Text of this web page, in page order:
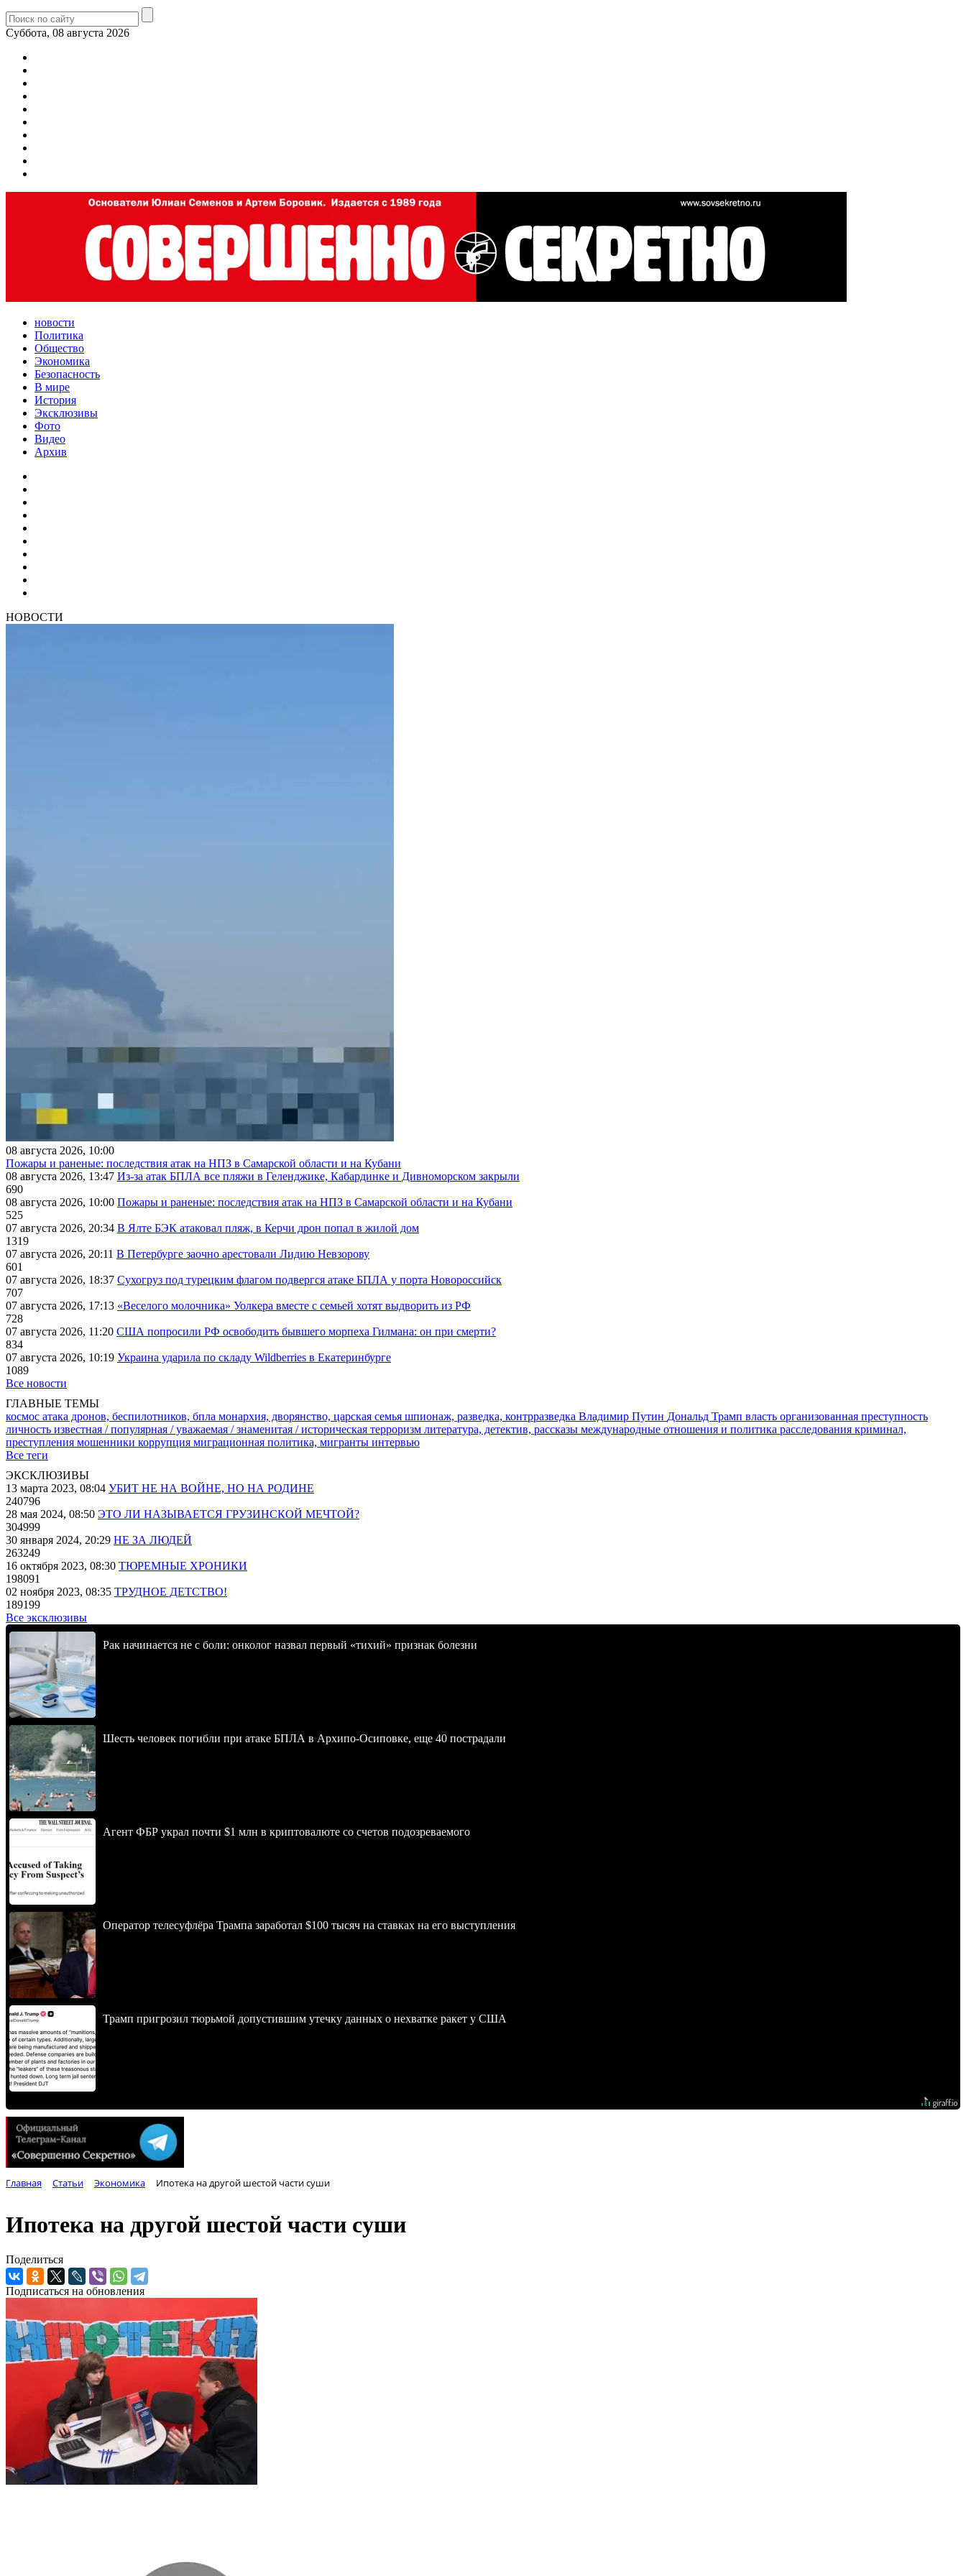
Суббота, 08 августа 2026
новости
Политика
Общество
Экономика
Безопасность
В мире
История
Эксклюзивы
Фото
Видео
Архив
НОВОСТИ
08 августа 2026, 10:00
Пожары и раненые: последствия атак на НПЗ в Самарской области и на Кубани
08 августа 2026, 13:47 Из-за атак БПЛА все пляжи в Геленджике, Кабардинке и Дивноморском закрыли
690
08 августа 2026, 10:00 Пожары и раненые: последствия атак на НПЗ в Самарской области и на Кубани
525
07 августа 2026, 20:34 В Ялте БЭК атаковал пляж, в Керчи дрон попал в жилой дом
1319
07 августа 2026, 20:11 В Петербурге заочно арестовали Лидию Невзорову
601
07 августа 2026, 18:37 Сухогруз под турецким флагом подвергся атаке БПЛА у порта Новороссийск
707
07 августа 2026, 17:13 «Веселого молочника» Уолкера вместе с семьей хотят выдворить из РФ
728
07 августа 2026, 11:20 США попросили РФ освободить бывшего морпеха Гилмана: он при смерти?
834
07 августа 2026, 10:19 Украина ударила по складу Wildberries в Екатеринбурге
1089
Все новости
ГЛАВНЫЕ ТЕМЫ
космос атака дронов, беспилотников, бпла монархия, дворянство, царская семья шпионаж, разведка, контрразведка Владимир Путин Дональд Трамп власть организованная преступность
личность известная / популярная / уважаемая / знаменитая / историческая терроризм литература, детектив, рассказы международные отношения и политика расследования криминал,
преступления мошенники коррупция миграционная политика, мигранты интервью
Все теги
ЭКСКЛЮЗИВЫ
13 марта 2023, 08:04 УБИТ НЕ НА ВОЙНЕ, НО НА РОДИНЕ
240796
28 мая 2024, 08:50 ЭТО ЛИ НАЗЫВАЕТСЯ ГРУЗИНСКОЙ МЕЧТОЙ?
304999
30 января 2024, 20:29 НЕ ЗА ЛЮДЕЙ
263249
16 октября 2023, 08:30 ТЮРЕМНЫЕ ХРОНИКИ
198091
02 ноября 2023, 08:35 ТРУДНОЕ ДЕТСТВО!
189199
Все эксклюзивы
Рак начинается не с боли: онколог назвал первый «тихий» признак болезни
Шесть человек погибли при атаке БПЛА в Архипо-Осиповке, еще 40 пострадали
Агент ФБР украл почти $1 млн в криптовалюте со счетов подозреваемого
Оператор телесуфлёра Трампа заработал $100 тысяч на ставках на его выступления
Трамп пригрозил тюрьмой допустившим утечку данных о нехватке ракет у США
Главная Статьи Экономика Ипотека на другой шестой части суши
Ипотека на другой шестой части суши
Поделиться
Подписаться на обновления